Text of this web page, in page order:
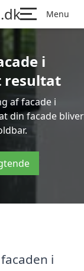
Menu
i
resultat
af facade i
din facade bliver
i